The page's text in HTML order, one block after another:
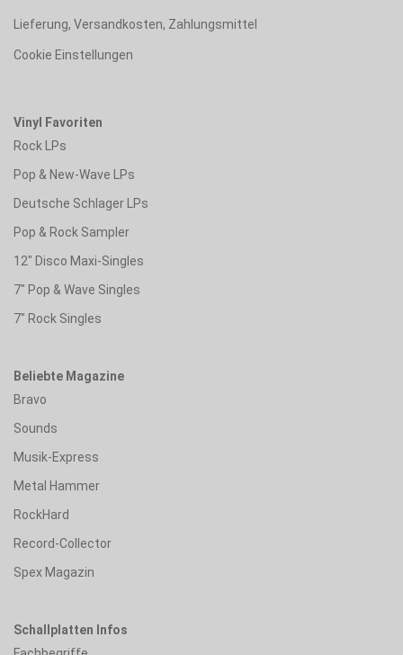
Lieferung, Versandkosten, Zahlungsmittel
Cookie Einstellungen
Vinyl Favoriten
Rock LPs
Pop & New-Wave LPs
Deutsche Schlager LPs
Pop & Rock Sampler
12" Disco Maxi-Singles
7" Pop & Wave Singles
7" Rock Singles
Beliebte Magazine
Bravo
Sounds
Musik-Express
Metal Hammer
RockHard
Record-Collector
Spex Magazin
Schallplatten Infos